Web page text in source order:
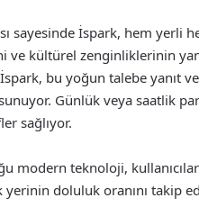
sayesinde İspark, hem yerli
ve kültürel zenginliklerinin
bu yoğun talebe yanıt
Günlük veya saatlik
sağlıyor.
modern teknoloji,
yerinin doluluk oranını takip